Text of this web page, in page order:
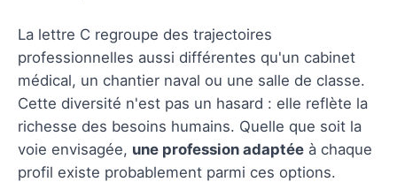
La lettre C regroupe des trajectoires
professionnelles aussi différentes qu'un cabinet
médical, un chantier naval ou une salle de classe.
Cette diversité n'est pas un hasard : elle reflète la
richesse des besoins humains. Quelle que soit la
voie envisagée, une profession adaptée à chaque
profil existe probablement parmi ces options.